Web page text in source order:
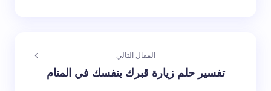
المقال التالي
تفسير حلم زيارة قبرك بنفسك في المنام